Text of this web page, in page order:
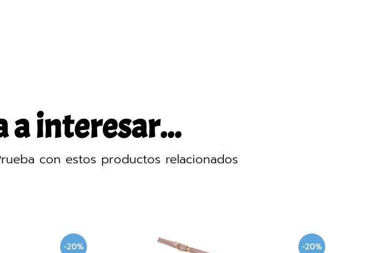
a interesar...
con estos productos relacionados
-20% -30%